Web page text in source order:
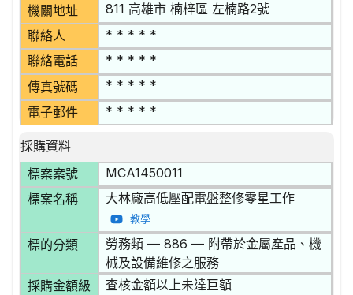
機關地址 811 高雄市 楠梓區 左楠路2號
聯絡人 * * * * *
聯絡電話 * * * * *
傳真號碼 * * * * *
電子郵件 * * * * *
採購資料
標案案號
MCA1450011
標案名稱 大林廠高低壓配電盤整修零星工作
教學
標的分類
勞務類 — 886 — 附帶於金屬產品、機
械及設備維修之服務
採購金額級
查核金額以上未達巨額